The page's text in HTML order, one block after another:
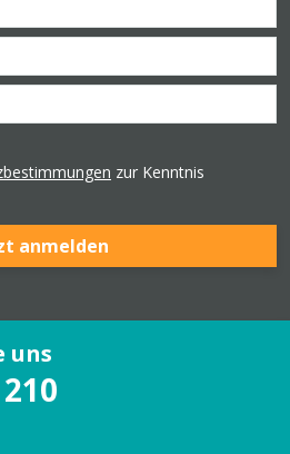
zur Kenntnis
anmelden
uns